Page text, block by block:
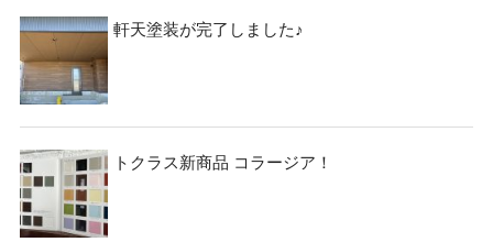
軒天塗装が完了しました♪
トクラス新商品 コラージア！